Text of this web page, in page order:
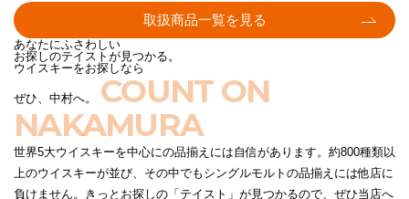
取扱商品一覧を見る
あなたにふさわしい
お探しのテイストが見つかる。
ウイスキーをお探しなら
ぜひ、中村へ。 COUNT ON
NAKAMURA
世界5大ウイスキーを中心にの品揃えには自信があります。約800種類以
上のウイスキーが並び、その中でもシングルモルトの品揃えには他店に
負けません。きっとお探しの「テイスト」が見つかるので、ぜひ当店へ